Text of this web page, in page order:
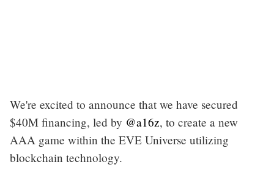
We're excited to announce that we have secured
$40M financing, led by @a16z, to create a new
AAA game within the EVE Universe utilizing
blockchain technology.